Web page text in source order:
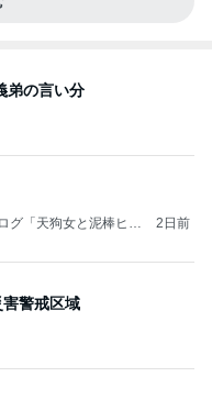
弟の言い分
グ「天狗女と泥棒ヒゲ
2日前
警戒区域